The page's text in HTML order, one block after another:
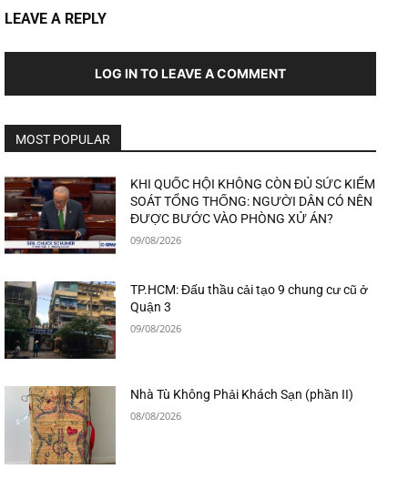
LEAVE A REPLY
LOG IN TO LEAVE A COMMENT
MOST POPULAR
KHI QUỐC HỘI KHÔNG CÒN ĐỦ SỨC KIỂM
SOÁT TỔNG THỐNG: NGƯỜI DÂN CÓ NÊN
ĐƯỢC BƯỚC VÀO PHÒNG XỬ ÁN?
09/08/2026
TP.HCM: Đấu thầu cải tạo 9 chung cư cũ ở
Quận 3
09/08/2026
Nhà Tù Không Phải Khách Sạn (phần II)
08/08/2026